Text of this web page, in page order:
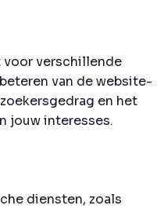
voor verschillende
van de website-
en het
jouw interesses.
diensten, zoals